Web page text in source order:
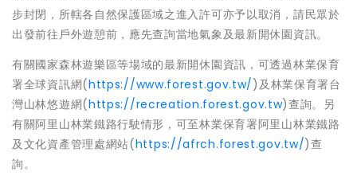
步封閉，所轄各自然保護區域之進入許可亦予以取消，請民眾於
出發前往戶外遊憩前，應先查詢當地氣象及最新開休園資訊。
有關國家森林遊樂區等場域的最新開休園資訊，可透過林業保育
署全球資訊網(https://www.forest.gov.tw/)及林業保育署台
灣山林悠遊網(https://recreation.forest.gov.tw)查詢。另
有關阿里山林業鐵路行駛情形，可至林業保育署阿里山林業鐵路
及文化資產管理處網站(https://afrch.forest.gov.tw/)查
詢。